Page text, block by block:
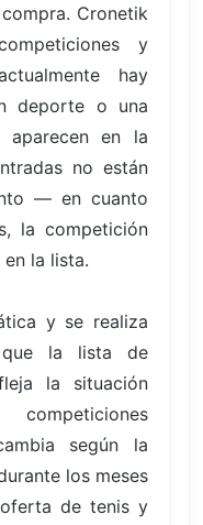
Cronetik
y
hay
deporte o una
aparecen en la
no están
— en cuanto
la competición
la lista.
y se realiza
la lista de
la situación
según la
los meses
de tenis y